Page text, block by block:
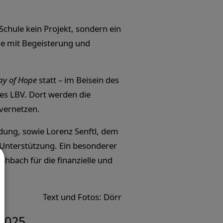
kein Projekt, sondern ein
mit Begeisterung und
of Hope statt – im Beisein des
LBV. Dort werden die
sowie Lorenz Senftl, dem
Ein besonderer
für die finanzielle und
Text und Fotos: Dörr